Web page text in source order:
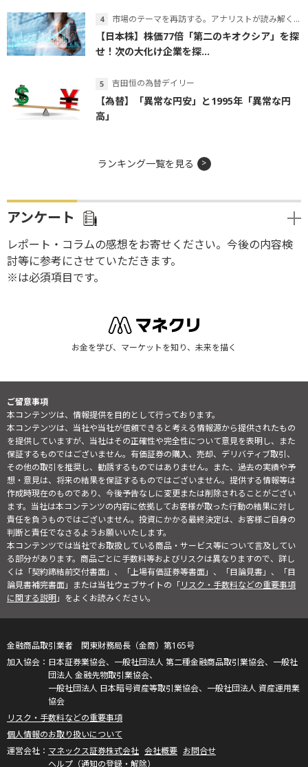
市場のテーマを再訪する。アナリストが読み解くテーマの本質
【日本株】株価77倍「第二のキオクシア」を探
せ！次の大化け企業を探...
吉田恒の為替デイリー
【為替】「異常な円安」と1995年「異常な円
高」
ランキング一覧を見る
アンケート
レポート・コラムの感想をお寄せください。今後の内容検
討等に参考にさせていただきます。
※は必須項目です。
お金を学び、マーケットを知り、未来を描く
ご留意事項
本コンテンツは、情報提供を目的として行っております。
本コンテンツは、当社や当社が信頼できると考える情報源から提供されたもの
を提供していますが、当社はその正確性や完全性について意見を表明し、また
保証するものではございません。有価証券の購入、売却、デリバティブ取引、
その他の取引を推奨し、勧誘するものではありません。また、過去の実績や予
想・意見は、将来の結果を保証するものではございません。提供する情報等は
作成時現在のものであり、今後予告なしに変更または削除されることがござい
ます。当社は本コンテンツの内容に依拠してお客様が取った行動の結果に対し
責任を負うものではございません。投資にかかる最終決定は、お客様ご自身の
判断と責任でなさるようお願いいたします。
本コンテンツでは当社でお取扱している商品・サービス等について言及してい
る部分があります。商品ごとに手数料等およびリスクは異なりますので、詳し
くは「契約締結前交付書面」、「上場有価証券等書面」、「目論見書」、「目
論見書補完書面」または当社ウェブサイトの「リスク・手数料などの重要事項
に関する説明」をよくお読みください。
金融商品取引業者 関東財務局長（金商）第165号
日本証券業協会、一般社団法人 第二種金融商品取引業協会、一般社
団法人 金融先物取引業協会、
一般社団法人 日本暗号資産等取引業協会、一般社団法人 資産運用業
協会
リスク・手数料などの重要事項
個人情報のお取り扱いについて
マネックス証券株式会社 会社概要 お問合せ
ヘルプ（通知の登録・解除）